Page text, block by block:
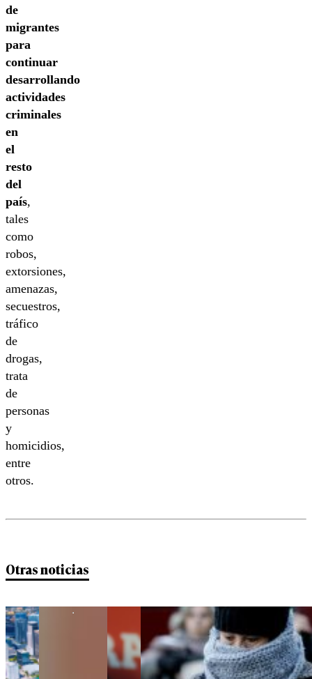
de
migrantes
para
continuar
desarrollando
actividades
criminales
en
el
resto
del
país,
tales
como
robos,
extorsiones,
amenazas,
secuestros,
tráfico
de
drogas,
trata
de
personas
y
homicidios,
entre
otros.
Otras noticias